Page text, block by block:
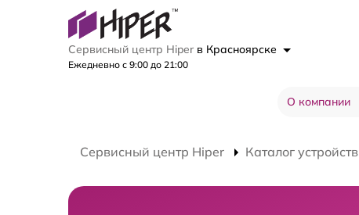
Сервисный центр Hiper в Красноярске
Ежедневно с 9:00 до 21:00
О компании
Сервисный центр Hiper Каталог устройств